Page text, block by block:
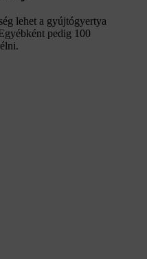
lehet a gyújtógyertya
pedig 100